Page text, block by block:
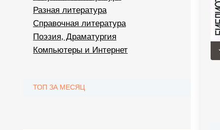
Разная литература
Справочная литература
Поэзия, Драматургия
Компьютеры и Интернет
ТОП ЗА МЕСЯЦ